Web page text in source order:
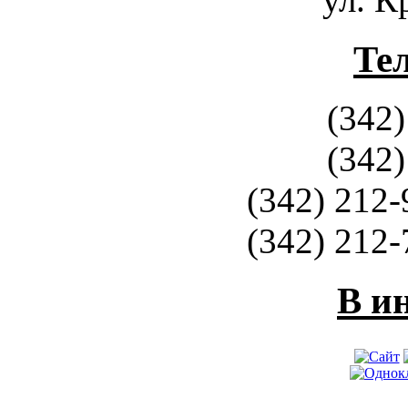
(342)
(342)
В